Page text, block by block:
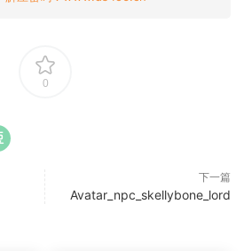
0
下一篇
Avatar_npc_skellybone_lord